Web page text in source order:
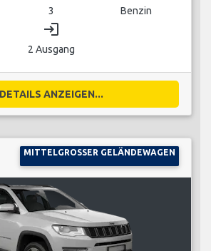
3 Benzin
login
2 Ausgang
DETAILS ANZEIGEN...
MITTELGROSSER GELÄNDEWAGEN